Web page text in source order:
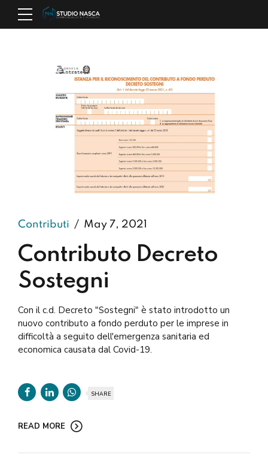
Contributi May 7, 2021
Contributo Decreto
Sostegni
Con il c.d. Decreto "Sostegni" è stato introdotto un
nuovo contributo a fondo perduto per le imprese in
difficoltà a seguito dell'emergenza sanitaria ed
economica causata dal Covid-19.
SHARE
READ MORE